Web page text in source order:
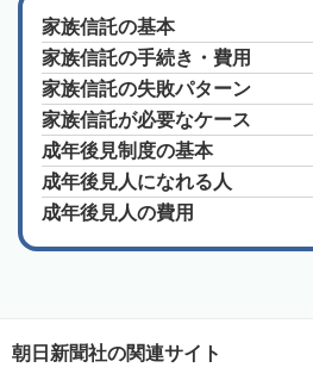
家族信託の基本
家族信託の手続き・費用
家族信託の失敗パターン
家族信託が必要なケース
成年後見制度の基本
成年後見人になれる人
成年後見人の費用
朝日新聞社の関連サイト